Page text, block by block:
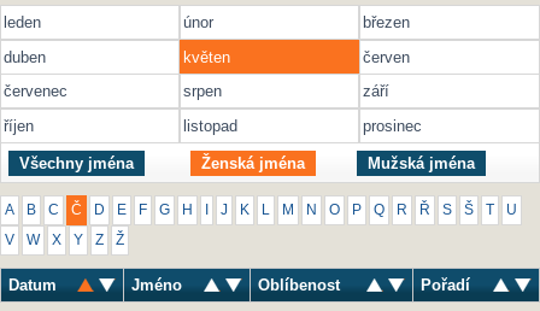
leden únor
březen
duben
květen
červen
červenec
srpen
září
říjen
listopad prosinec
Všechny jména Ženská jména Mužská jména
A B C Č D E F G H J K M N O P Q R Ř S Š U
V W X Y Z Ž
Datum Jméno Oblíbenost Pořadí